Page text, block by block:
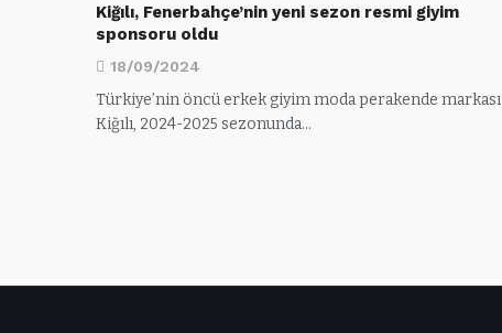
Kiğılı, Fenerbahçe’nin yeni sezon resmi giyim
sponsoru oldu
18/09/2024
Türkiye’nin öncü erkek giyim moda perakende markası
Kiğılı, 2024-2025 sezonunda…